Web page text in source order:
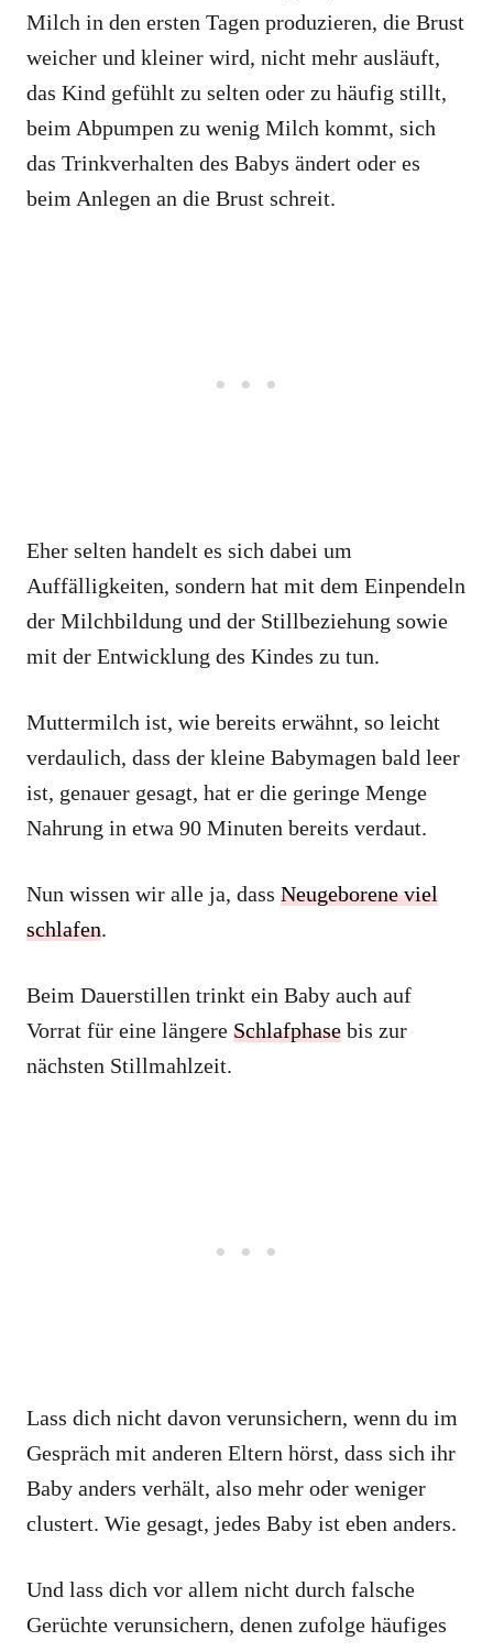
Milch in den ersten Tagen produzieren, die Brust
weicher und kleiner wird, nicht mehr ausläuft,
das Kind gefühlt zu selten oder zu häufig stillt,
beim Abpumpen zu wenig Milch kommt, sich
das Trinkverhalten des Babys ändert oder es
beim Anlegen an die Brust schreit.
Eher selten handelt es sich dabei um
Auffälligkeiten, sondern hat mit dem Einpendeln
der Milchbildung und der Stillbeziehung sowie
mit der Entwicklung des Kindes zu tun.
Muttermilch ist, wie bereits erwähnt, so leicht
verdaulich, dass der kleine Babymagen bald leer
ist, genauer gesagt, hat er die geringe Menge
Nahrung in etwa 90 Minuten bereits verdaut.
Nun wissen wir alle ja, dass Neugeborene viel
schlafen.
Beim Dauerstillen trinkt ein Baby auch auf
Vorrat für eine längere Schlafphase bis zur
nächsten Stillmahlzeit.
Lass dich nicht davon verunsichern, wenn du im
Gespräch mit anderen Eltern hörst, dass sich ihr
Baby anders verhält, also mehr oder weniger
clustert. Wie gesagt, jedes Baby ist eben anders.
Und lass dich vor allem nicht durch falsche
Gerüchte verunsichern, denen zufolge häufiges